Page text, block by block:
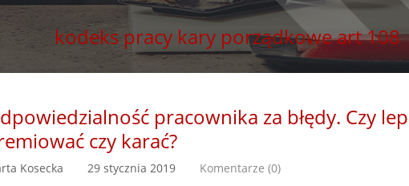
kodeks pracy kary porządkowe art 108
pracownika za błędy. Czy
czy karać?
Kosecka 29 stycznia 2019 Komentarze (0)